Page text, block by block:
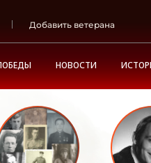
Добавить ветерана
НОВОСТИ